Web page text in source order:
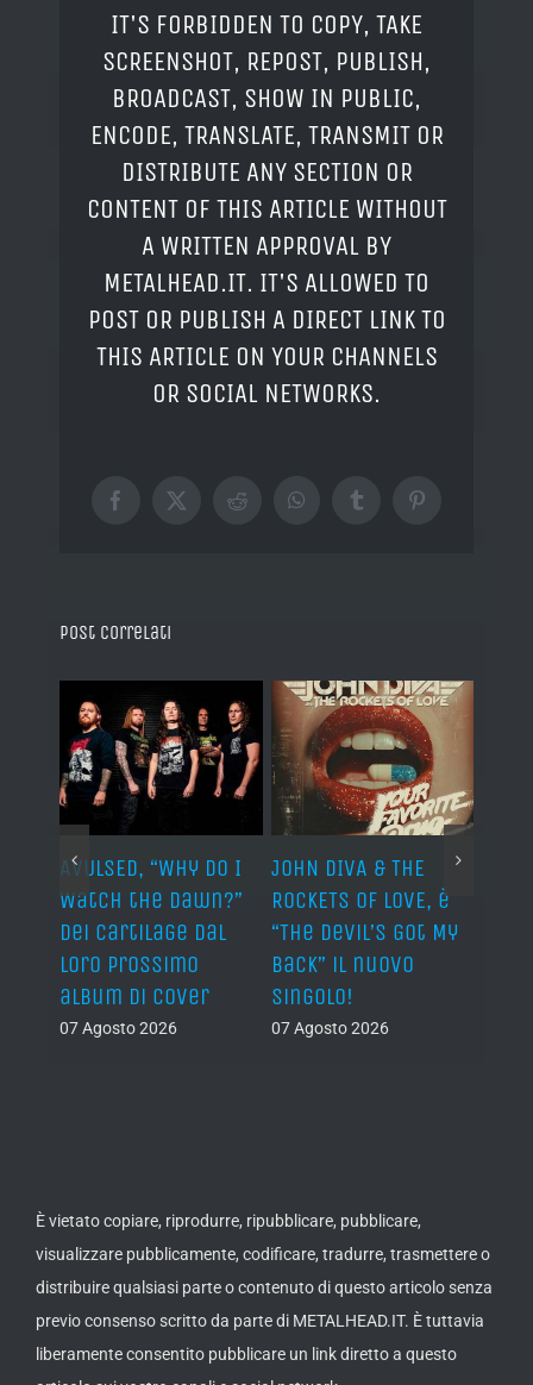
IT'S FORBIDDEN TO COPY, TAKE
SCREENSHOT, REPOST, PUBLISH,
BROADCAST, SHOW IN PUBLIC,
ENCODE, TRANSLATE, TRANSMIT OR
DISTRIBUTE ANY SECTION OR
CONTENT OF THIS ARTICLE WITHOUT
A WRITTEN APPROVAL BY
METALHEAD.IT. IT'S ALLOWED TO
POST OR PUBLISH A DIRECT LINK TO
THIS ARTICLE ON YOUR CHANNELS
OR SOCIAL NETWORKS.
Facebook
X RedditWhatsAppTumblrPinterest
Post correlati
AVULSED, “Why Do I
Watch the Dawn?”
dei Cartilage dal
loro prossimo
album di cover
07 Agosto 2026
JOHN DIVA & THE
ROCKETS OF LOVE, è
“The Devil’s Got My
Back” il nuovo
singolo!
07 Agosto 2026
È vietato copiare, riprodurre, ripubblicare, pubblicare,
visualizzare pubblicamente, codificare, tradurre, trasmettere o
distribuire qualsiasi parte o contenuto di questo articolo senza
previo consenso scritto da parte di METALHEAD.IT. È tuttavia
liberamente consentito pubblicare un link diretto a questo